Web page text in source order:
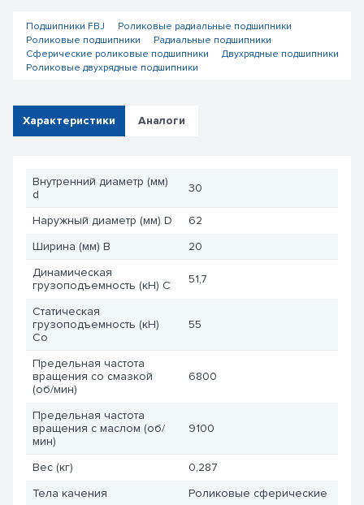
Подшипники FBJ
Роликовые радиальные подшипники
Роликовые подшипники
Радиальные подшипники
Сферические роликовые подшипники
Двухрядные подшипники
Роликовые двухрядные подшипники
Характеристики Аналоги
Внутренний диаметр (мм)
d
30
Наружный диаметр (мм) D
62
Ширина (мм) B
20
Динамическая
грузоподъемность (кН) C
51,7
Статическая
грузоподъемность (кН)
Co
55
Предельная частота
вращения со смазкой
(об/мин)
6800
Предельная частота
вращения с маслом (об/
мин)
9100
Вес (кг)
0,287
Тела качения
Роликовые сферические